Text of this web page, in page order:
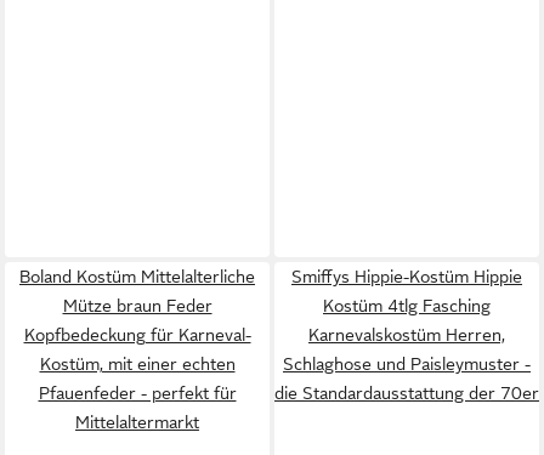
Boland Kostüm Mittelalterliche
Mütze braun Feder
Kopfbedeckung für Karneval-
Kostüm, mit einer echten
Pfauenfeder - perfekt für
Mittelaltermarkt
Smiffys Hippie-Kostüm Hippie
Kostüm 4tlg Fasching
Karnevalskostüm Herren,
Schlaghose und Paisleymuster -
die Standardausstattung der 70er